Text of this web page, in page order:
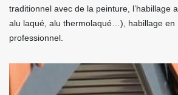
traditionnel avec de la peinture, l’habillage
alu laqué, alu thermolaqué…), habillage en
professionnel.